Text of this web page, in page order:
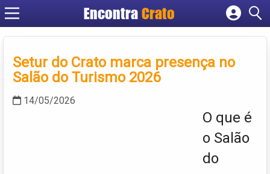
Encontra Crato
Cadastrar empresa
Criar conta
Setur do Crato marca presença no
Salão do Turismo 2026
14/05/2026
O que é
o Salão
do